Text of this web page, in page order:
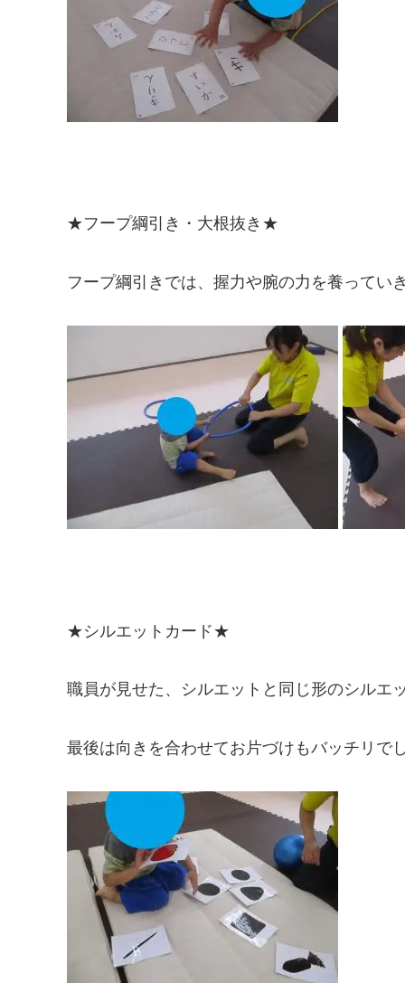
★フープ綱引き・大根抜き★
フープ綱引きでは、握力や腕の力を養ってい
★シルエットカード★
職員が見せた、シルエットと同じ形のシルエ
最後は向きを合わせてお片づけもバッチリで